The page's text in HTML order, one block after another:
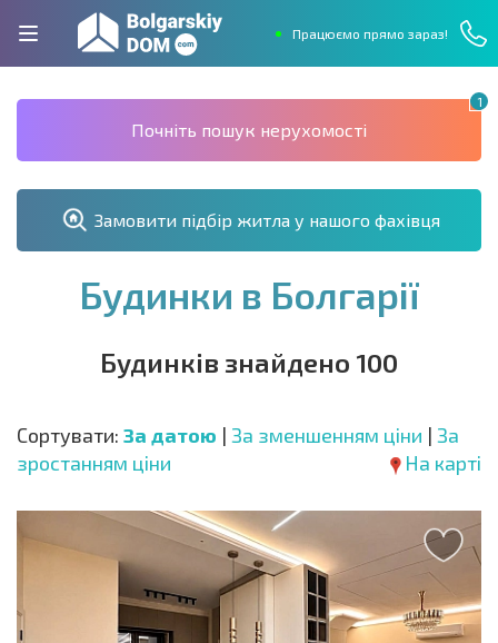
Працюємо прямо зараз!
1
Почніть пошук нерухомості
Замовити підбір житла у нашого фахівця
Будинки в Болгарії
Будинків знайдено 100
Сортувати: За датою | За зменшенням ціни | За
зростанням ціни
На карті